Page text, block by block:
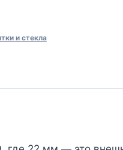
и стекла